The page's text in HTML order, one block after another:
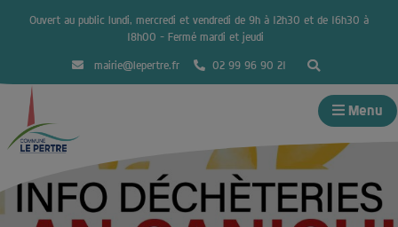
Ouvert au public lundi, mercredi et vendredi de 9h à 12h30 et de 16h30 à
18h00 – Fermé mardi et jeudi
mairie@lepertre.fr 02 99 96 90 21
Menu